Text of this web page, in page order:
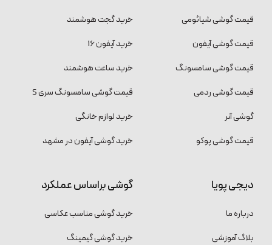
قیمت گوشی شیائومی
قیمت گوشی آیفون
قیمت گوشی سامسونگ
قیمت گوشی ردمی
گوشی آنر
قیمت گوشی پوکو
خرید گجت هوشمند
خرید آیفون 16
خرید ساعت هوشمند
قیمت گوشی سامسونگ سری S
خرید لوازم خانگی
خرید گوشی آیفون در مشهد
دیجی پویا
درباره ما
بلاگ آموزشی
گوشی براساس عملکرد
خرید گوشی مناسب عکاسی
خرید گوشی گیمینگ